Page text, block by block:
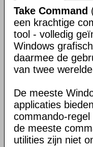
Take Command
een krachtige
tool - volledig
Windows
daarmee de
van twee
De meeste
applicaties
commando-
de meeste
utilities zijn niet